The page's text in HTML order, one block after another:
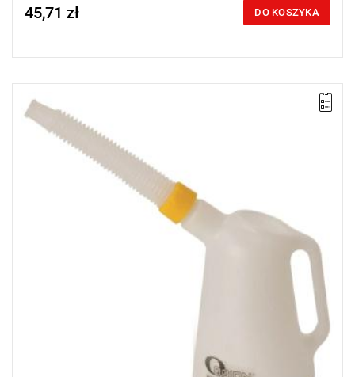
Price tax included
45,71 zł DO KOSZYKA
• Pojemność: 1 l
• Plastikowy pojemnik z podziałką do przelewania oleju